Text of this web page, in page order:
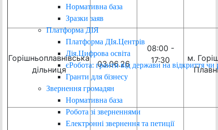
Нормативна база
Зразки заяв
Платформа ДІЯ
Платформа ДІя.Центрів
Дія.Цифрова освіта
єРобота: гранти від держави на відкриття чи
Гранти для бізнесу
Звернення громадян
Нормативна база
Робота зі зверненнями
Електронні звернення та петиції
Горішньоплавнівська
дільниця
03.06.26
08:00 -
17:30
м.